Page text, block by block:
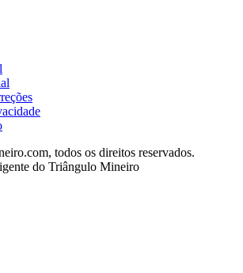
todos os direitos reservados.
do Triângulo Mineiro